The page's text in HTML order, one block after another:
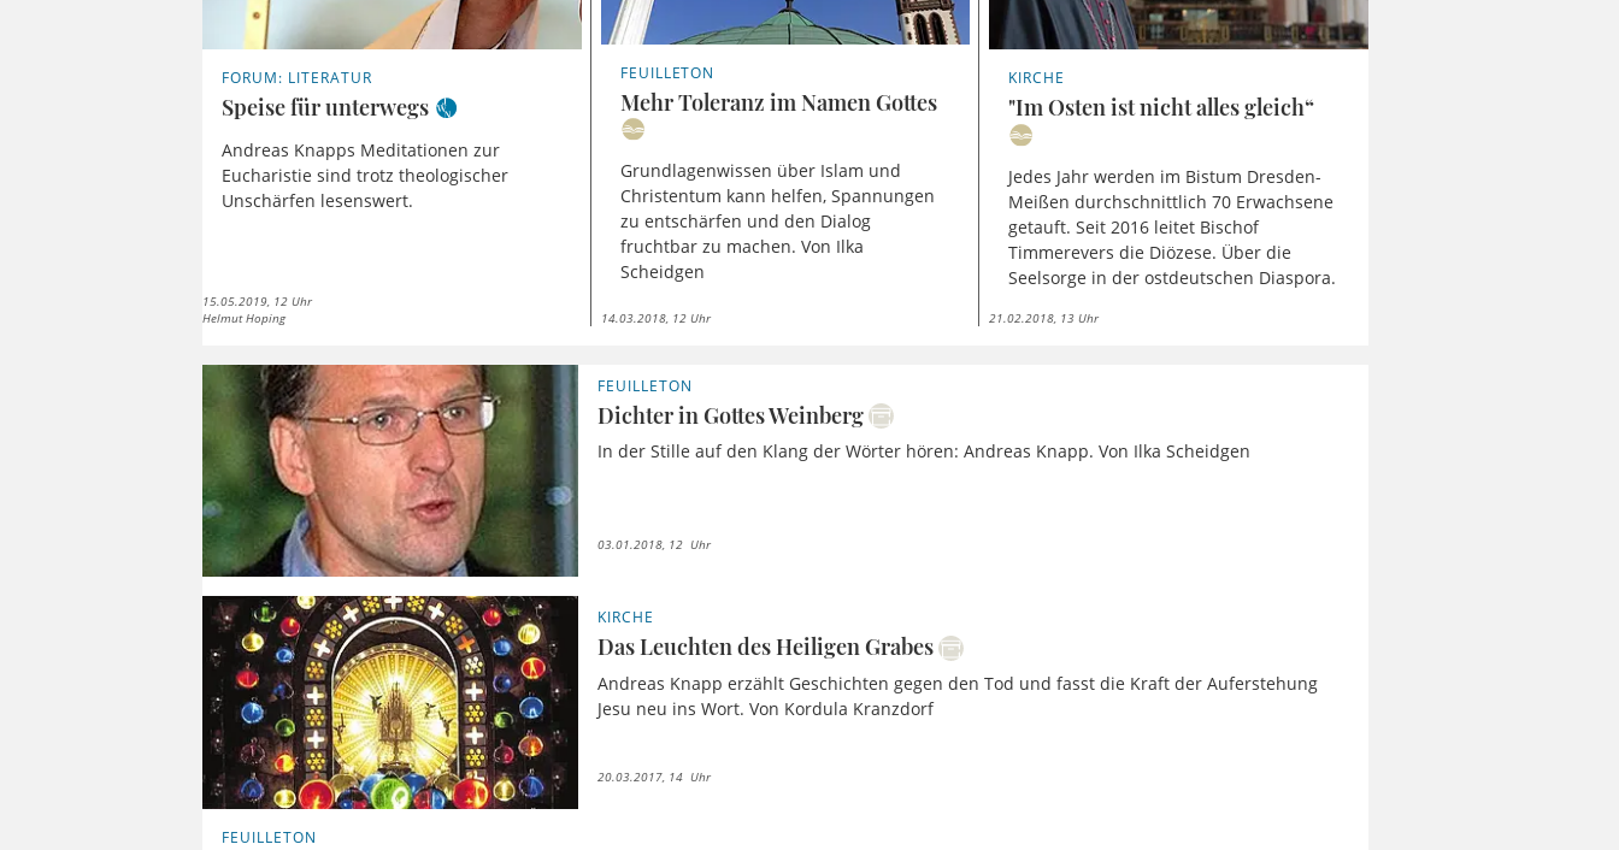
FORUM: LITERATUR
Speise für unterwegs
Andreas Knapps Meditationen zur
Eucharistie sind trotz theologischer
Unschärfen lesenswert.
15.05.2019, 12 Uhr
Helmut Hoping
FEUILLETON
Mehr Toleranz im Namen Gottes
Grundlagenwissen über Islam und
Christentum kann helfen, Spannungen
zu entschärfen und den Dialog
fruchtbar zu machen. Von Ilka
Scheidgen
14.03.2018, 12 Uhr
KIRCHE
"Im Osten ist nicht alles gleich“
Jedes Jahr werden im Bistum Dresden-
Meißen durchschnittlich 70 Erwachsene
getauft. Seit 2016 leitet Bischof
Timmerevers die Diözese. Über die
Seelsorge in der ostdeutschen Diaspora.
21.02.2018, 13 Uhr
FEUILLETON
Dichter in Gottes Weinberg
In der Stille auf den Klang der Wörter hören: Andreas Knapp. Von Ilka Scheidgen
03.01.2018, 12 Uhr
KIRCHE
Das Leuchten des Heiligen Grabes
Andreas Knapp erzählt Geschichten gegen den Tod und fasst die Kraft der Auferstehung
Jesu neu ins Wort. Von Kordula Kranzdorf
20.03.2017, 14 Uhr
FEUILLETON